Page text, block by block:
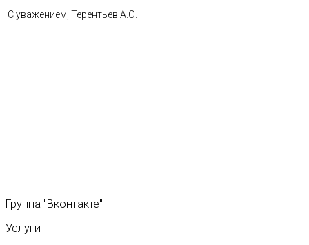
С уважением, Терентьев А.О.
Группа "Вконтакте"
Услуги